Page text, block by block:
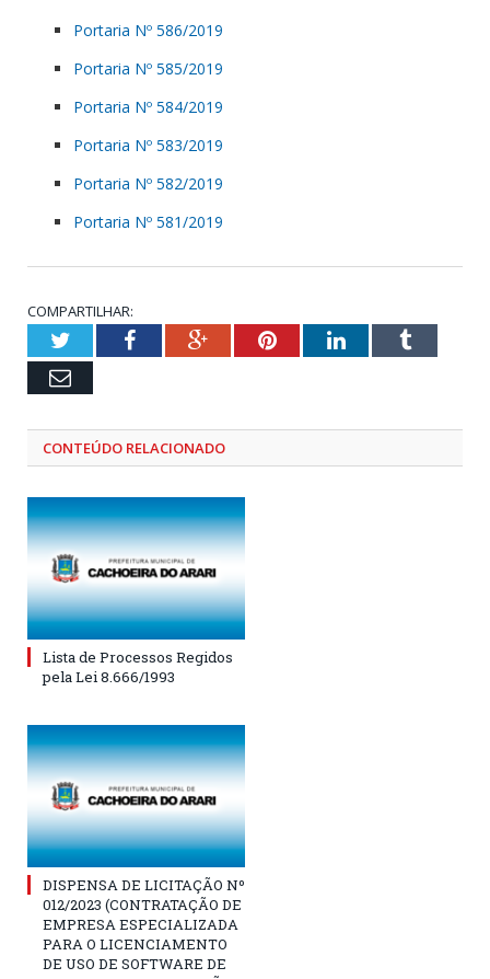
Portaria Nº 586/2019
Portaria Nº 585/2019
Portaria Nº 584/2019
Portaria Nº 583/2019
Portaria Nº 582/2019
Portaria Nº 581/2019
COMPARTILHAR:
TwitterFacebookGoogle+PinterestLinkedInTumblr
Email
CONTEÚDO RELACIONADO
Lista de Processos Regidos
pela Lei 8.666/1993
DISPENSA DE LICITAÇÃO Nº
012/2023 (CONTRATAÇÃO DE
EMPRESA ESPECIALIZADA
PARA O LICENCIAMENTO
DE USO DE SOFTWARE DE